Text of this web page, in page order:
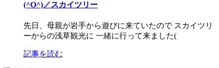
(^O^)／スカイツリー
先日、母親が岩手から遊びに来ていたので スカイツリ
ーからの浅草観光に 一緒に行って来ました(
記事を読む